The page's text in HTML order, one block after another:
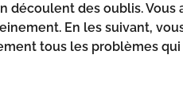
découlent des oublis. Vous
En les suivant,
tous les problèmes